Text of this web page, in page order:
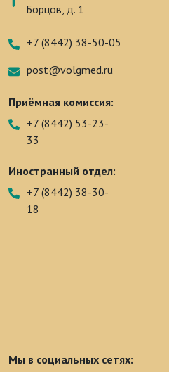
Борцов, д. 1
+7 (8442) 38-50-05
post@volgmed.ru
Приёмная комиссия:
+7 (8442) 53-23-
33
Иностранный отдел:
+7 (8442) 38-30-
18
Мы в социальных сетях: